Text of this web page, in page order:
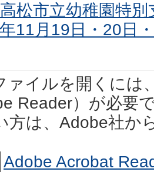
松市立幼稚園特
11月19日・20日
ァイルを開くには
Reader）が必要
方は、Adobe社か
Adobe Acrobat